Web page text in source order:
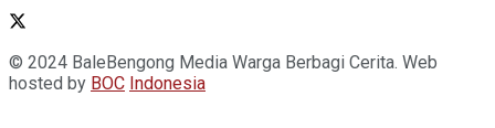
© 2024 BaleBengong Media Warga Berbagi Cerita. Web
hosted by BOC Indonesia